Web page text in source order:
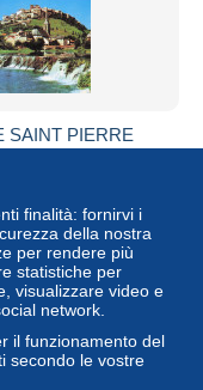
SAINT PIERRE
Professionista
finalità: fornirvi i
della nostra
per rendere più
statistiche per
visualizzare video e
network.
il funzionamento del
secondo le vostre